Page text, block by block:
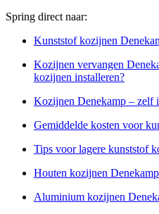
Spring direct naar:
Kunststof kozijnen
Kozijnen vervangen
kozijnen installeren?
Kozijnen Denekamp – zelf
Gemiddelde kosten voor
Tips voor lagere kunststof
Houten kozijnen
Aluminium kozijnen